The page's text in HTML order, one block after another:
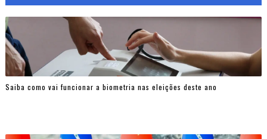
Saiba como vai funcionar a biometria nas eleições deste ano